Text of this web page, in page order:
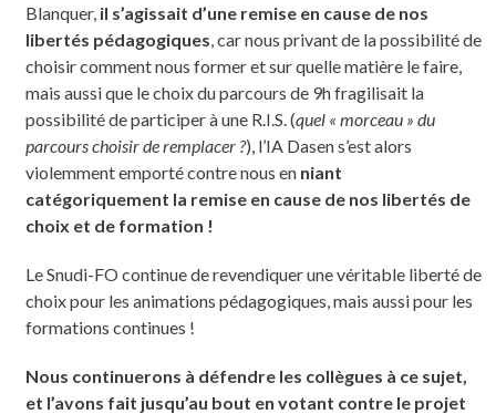
Blanquer, il s’agissait d’une remise en cause de nos
libertés pédagogiques , car nous privant de la possibilité de
choisir comment nous former et sur quelle matière le faire,
mais aussi que le choix du parcours de 9h fragilisait la
possibilité de participer à une R.I.S. (quel « morceau » du
parcours choisir de remplacer ?), l’IA Dasen s’est alors
violemment emporté contre nous en niant
catégoriquement la remise en cause de nos libertés de
choix et de formation !
Le Snudi-FO continue de revendiquer une véritable liberté de
choix pour les animations pédagogiques, mais aussi pour les
formations continues !
Nous continuerons à défendre les collègues à ce sujet,
et l’avons fait jusqu’au bout en votant contre le projet